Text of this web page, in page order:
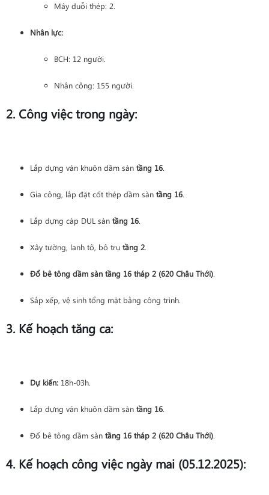
Máy duỗi thép: 2.
Nhân lực:
BCH: 12 người.
Nhân công: 155 người.
2. Công việc trong ngày:
Lắp dựng ván khuôn dầm sàn tầng 16.
Gia công, lắp đặt cốt thép dầm sàn tầng 16.
Lắp dựng cáp DUL sàn tầng 16.
Xây tường, lanh tô, bô trụ tầng 2.
Đổ bê tông dầm sàn tầng 16 tháp 2 (620 Châu Thới).
Sắp xếp, vệ sinh tổng mặt bằng công trình.
3. Kế hoạch tăng ca:
Dự kiến: 18h-03h.
Lắp dựng ván khuôn dầm sàn tầng 16.
Đổ bê tông dầm sàn tầng 16 tháp 2 (620 Châu Thới).
4. Kế hoạch công việc ngày mai (05.12.2025):